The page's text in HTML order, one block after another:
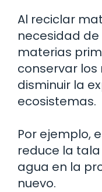
Al reciclar
necesidad
materias
conservar los
disminuir la
ecosistemas.
Por ejemplo,
reduce la
agua en la
nuevo.